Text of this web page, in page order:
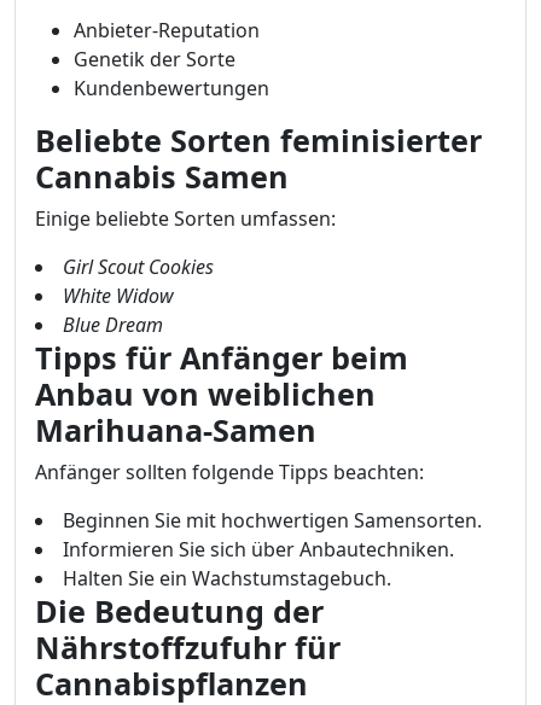
Anbieter-Reputation
Genetik der Sorte
Kundenbewertungen
Beliebte Sorten feminisierter
Cannabis Samen
Einige beliebte Sorten umfassen:
Girl Scout Cookies
White Widow
Blue Dream
Tipps für Anfänger beim
Anbau von weiblichen
Marihuana-Samen
Anfänger sollten folgende Tipps beachten:
Beginnen Sie mit hochwertigen Samensorten.
Informieren Sie sich über Anbautechniken.
Halten Sie ein Wachstumstagebuch.
Die Bedeutung der
Nährstoffzufuhr für
Cannabispflanzen